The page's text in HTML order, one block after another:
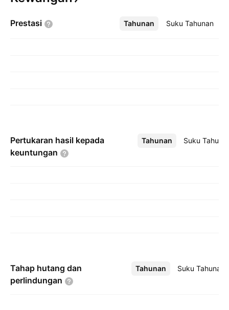
Prestasi Tahunan Suku Tahunan
Lebih
Pertukaran hasil kepada
keuntungan
Tahunan Suku
Lebih
Tahap hutang dan
perlindungan
Tahunan Suku Tahunan
Lebih